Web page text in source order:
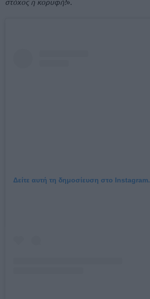
Δείτε αυτή τη δημοσίευση στο Instagram.